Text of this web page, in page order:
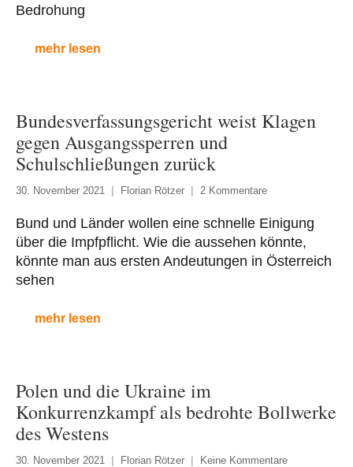
Bedrohung
mehr lesen
Bundesverfassungsgericht weist Klagen
gegen Ausgangssperren und
Schulschließungen zurück
30. November 2021 Florian Rötzer 2 Kommentare
Bund und Länder wollen eine schnelle Einigung
über die Impfpflicht. Wie die aussehen könnte,
könnte man aus ersten Andeutungen in Österreich
sehen
mehr lesen
Polen und die Ukraine im
Konkurrenzkampf als bedrohte Bollwerke
des Westens
30. November 2021 Florian Rötzer Keine Kommentare